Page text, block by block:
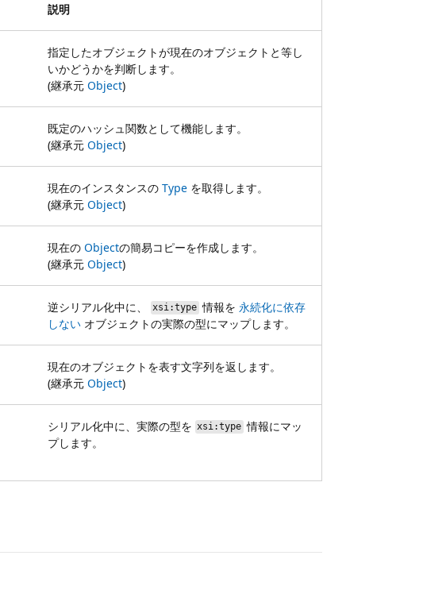
説明
指定したオブジェクトが現在のオブジェクトと等し
いかどうかを判断します。
(継承元 Object)
既定のハッシュ関数として機能します。
(継承元 Object)
現在のインスタンスの Type を取得します。
(継承元 Object)
現在の Objectの簡易コピーを作成します。
(継承元 Object)
逆シリアル化中に、 xsi:type 情報を 永続化に依存
しない オブジェクトの実際の型にマップします。
現在のオブジェクトを表す文字列を返します。
(継承元 Object)
シリアル化中に、実際の型を xsi:type 情報にマッ
プします。